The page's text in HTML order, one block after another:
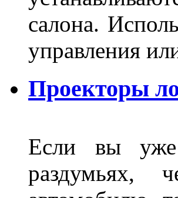
салона.
управления
Проекторы
Если вы уже
раздумьях,